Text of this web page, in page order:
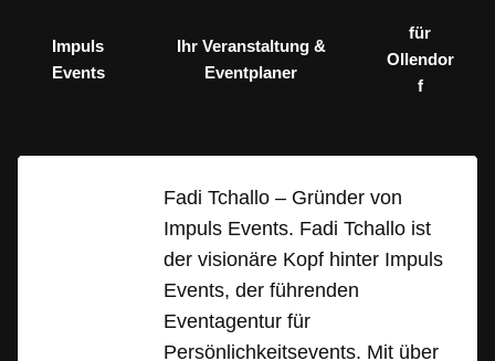
Impuls
Events
Ihr Veranstaltung &
Eventplaner
für
Ollendor
f
Fadi Tchallo – Gründer von
Impuls Events. Fadi Tchallo ist
der visionäre Kopf hinter Impuls
Events, der führenden
Eventagentur für
Persönlichkeitsevents. Mit über